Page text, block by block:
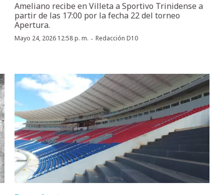
Ameliano recibe en Villeta a Sportivo Trinidense a
partir de las 17:00 por la fecha 22 del torneo
Apertura.
Mayo 24, 2026 12:58 p. m. ·Redacción D10